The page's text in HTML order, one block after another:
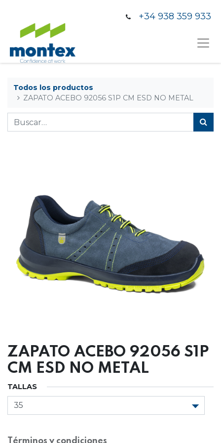
+34 938 359 933
Todos los productos
ZAPATO ACEBO 92056 S1P CM ESD NO METAL
ZAPATO ACEBO 92056 S1P
CM ESD NO METAL
TALLAS
Términos y condiciones